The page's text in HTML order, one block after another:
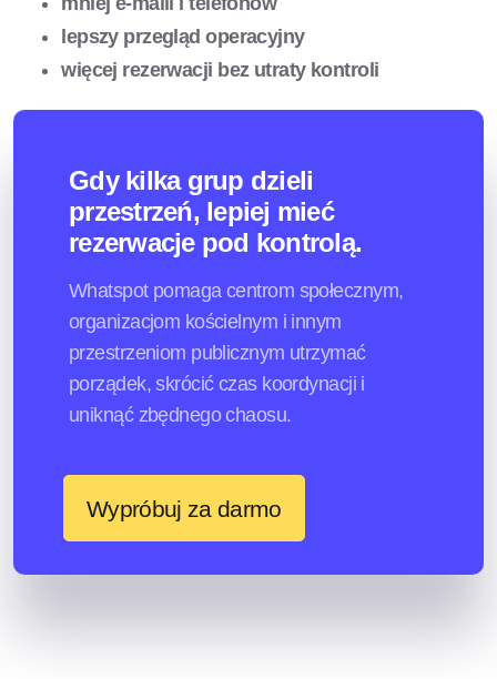
lepszy przegląd operacyjny
więcej rezerwacji bez utraty kontroli
Gdy kilka grup dzieli
przestrzeń, lepiej mieć
rezerwacje pod kontrolą.
Whatspot pomaga centrom społecznym,
organizacjom kościelnym i innym
przestrzeniom publicznym utrzymać
porządek, skrócić czas koordynacji i
uniknąć zbędnego chaosu.
Wypróbuj za darmo